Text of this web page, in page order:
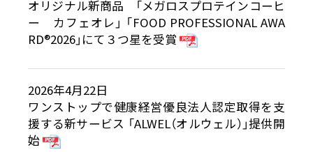
オリジナル新商品 「メガロスプロテインコーヒ
ー カフェオレ」 「FOOD PROFESSIONAL AWA
RD®2026」にて３つ星を受賞
2026年4月22日
ワンストップで健康経営優良法人認定取得を支
援する新サービス 「ALWEL（オルウェル）」提供開
始